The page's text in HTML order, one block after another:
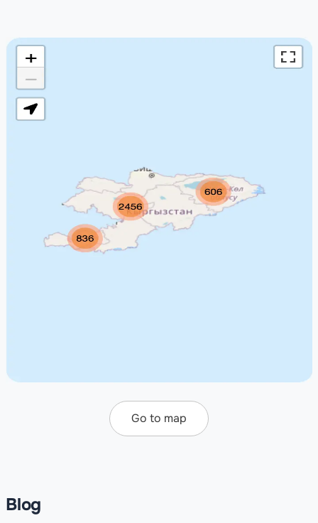
Go to map
Blog